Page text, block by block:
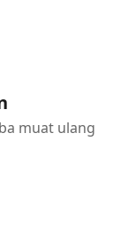
muat ulang